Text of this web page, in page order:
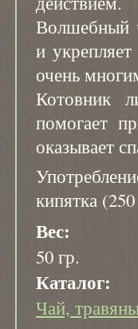
Волшебный
и
очень
Котовник
помогает
оказывает
кипятка
Вес:
50 гр.
Каталог:
Чай,